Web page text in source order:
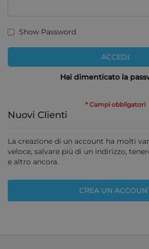
Show Password
ACCEDI
Hai dimenticato la
Nuovi Clienti
La creazione di un account ha molti
veloce, salvare più di un indirizzo,
e altro ancora.
CREA UN